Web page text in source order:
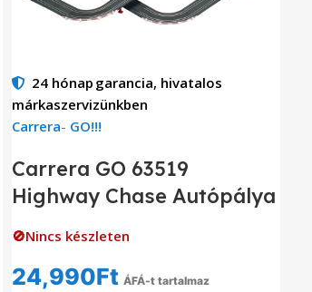
24 hónap garancia, hivatalos
márkaszervizünkben
Carrera- GO!!!
Carrera GO 63519
Highway Chase Autópálya
🚫Nincs készleten
24,990Ft ÁFÁ-t tartalmaz